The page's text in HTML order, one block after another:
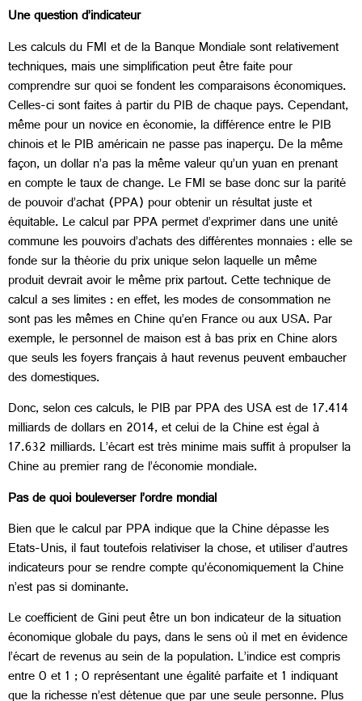
Une question d’indicateur
Les calculs du FMI et de la Banque Mondiale sont relativement
techniques, mais une simplification peut être faite pour
comprendre sur quoi se fondent les comparaisons économiques.
Celles-ci sont faites à partir du PIB de chaque pays. Cependant,
même pour un novice en économie, la différence entre le PIB
chinois et le PIB américain ne passe pas inaperçu. De la même
façon, un dollar n’a pas la même valeur qu’un yuan en prenant
en compte le taux de change. Le FMI se base donc sur la parité
de pouvoir d’achat (PPA) pour obtenir un résultat juste et
équitable. Le calcul par PPA permet d’exprimer dans une unité
commune les pouvoirs d’achats des différentes monnaies : elle se
fonde sur la théorie du prix unique selon laquelle un même
produit devrait avoir le même prix partout. Cette technique de
calcul a ses limites : en effet, les modes de consommation ne
sont pas les mêmes en Chine qu’en France ou aux USA. Par
exemple, le personnel de maison est à bas prix en Chine alors
que seuls les foyers français à haut revenus peuvent embaucher
des domestiques.
Donc, selon ces calculs, le PIB par PPA des USA est de 17.414
milliards de dollars en 2014, et celui de la Chine est égal à
17.632 milliards. L’écart est très minime mais suffit à propulser la
Chine au premier rang de l’économie mondiale.
Pas de quoi bouleverser l’ordre mondial
Bien que le calcul par PPA indique que la Chine dépasse les
Etats-Unis, il faut toutefois relativiser la chose, et utiliser d’autres
indicateurs pour se rendre compte qu’économiquement la Chine
n’est pas si dominante.
Le coefficient de Gini peut être un bon indicateur de la situation
économique globale du pays, dans le sens où il met en évidence
l’écart de revenus au sein de la population. L’indice est compris
entre 0 et 1 ; 0 représentant une égalité parfaite et 1 indiquant